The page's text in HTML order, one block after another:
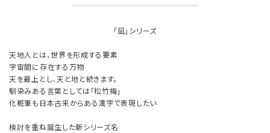
「凪」シリーズ
天地人とは、世界を形成する要素
宇宙間に存在する万物
天を最上とし、天と地と続きます。
馴染みある言葉としては「松竹梅」
化粧筆も日本古来からある漢字で表現したい
検討を重ね誕生した新シリーズ名